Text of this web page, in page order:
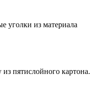
уголки из материала
пятислойного картона.